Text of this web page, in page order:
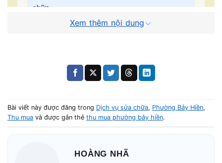
chữa.
Quy Trình Sửa Máy Tận Nơi
🔧 Kiểm tra – báo giá – sửa nhanh trong ngày.
Xem thêm nội dung
Bài viết này được đăng trong Dịch vụ sửa chữa, Phường Bảy Hiền,
Thu mua và được gắn thẻ thu mua phường bảy hiền.
HOÀNG NHÃ